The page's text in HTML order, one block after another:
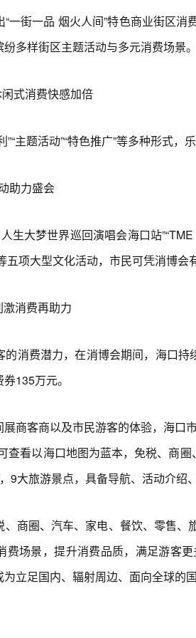
街一品 烟火人间”特色商业街区消
多样街区主题活动与多元消费场景。
式消费快感加倍
题活动”“特色推广”等多种形式，
助力盛会
大梦世界巡回演唱会海口站
项大型文化活动，市民可凭消博会
消费再助力
费潜力，在消博会期间，海口持
135万元。
客商以及市民游客的体验，海口
查看以海口地图为蓝本，免税、商
9大旅游景点，具备导航、活动介绍
圈、汽车、家电、餐饮、零售、
费场景，提升消费品质，满足游客
立足国内、辐射周边、面向全球的